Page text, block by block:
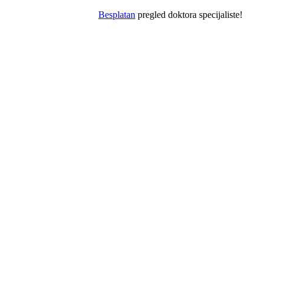
pregled doktora specijaliste!